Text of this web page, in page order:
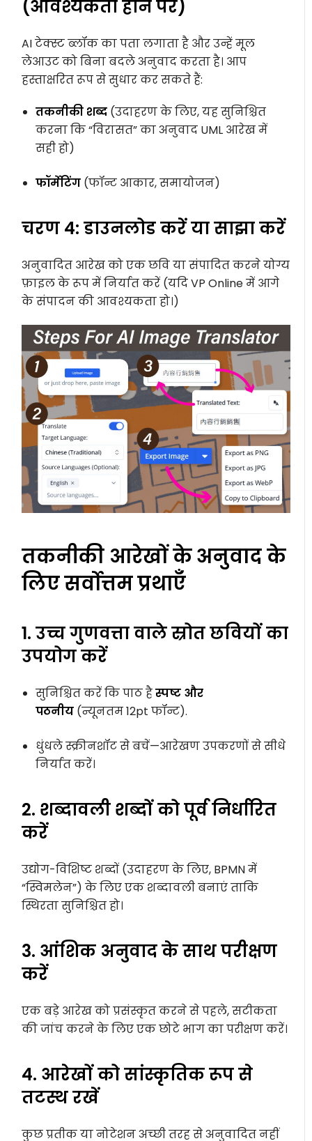
(आवश्यकता होने पर)
AI टेक्स्ट ब्लॉक का पता लगाता है और उन्हें मूल
लेआउट को बिना बदले अनुवाद करता है। आप
हस्ताक्षरित रूप से सुधार कर सकते हैं:
तकनीकी शब्द (उदाहरण के लिए, यह सुनिश्चित
करना कि “विरासत” का अनुवाद UML आरेख में
सही हो)
फॉर्मेटिंग (फॉन्ट आकार, समायोजन)
चरण 4: डाउनलोड करें या साझा करें
अनुवादित आरेख को एक छवि या संपादित करने योग्य
फ़ाइल के रूप में निर्यात करें (यदि VP Online में आगे
के संपादन की आवश्यकता हो।)
तकनीकी आरेखों के अनुवाद के
लिए सर्वोत्तम प्रथाएँ
1. उच्च गुणवत्ता वाले स्रोत छवियों का
उपयोग करें
सुनिश्चित करें कि पाठ हैस्पष्ट और
पठनीय (न्यूनतम 12pt फॉन्ट).
धुंधले स्क्रीनशॉट से बचें—आरेखण उपकरणों से सीधे
निर्यात करें।
2. शब्दावली शब्दों को पूर्व निर्धारित
करें
उद्योग-विशिष्ट शब्दों (उदाहरण के लिए, BPMN में
“स्विमलेन”) के लिए एक शब्दावली बनाएं ताकि
स्थिरता सुनिश्चित हो।
3. आंशिक अनुवाद के साथ परीक्षण
करें
एक बड़े आरेख को प्रसंस्कृत करने से पहले, सटीकता
की जांच करने के लिए एक छोटे भाग का परीक्षण करें।
4. आरेखों को सांस्कृतिक रूप से
तटस्थ रखें
कुछ प्रतीक या नोटेशन अच्छी तरह से अनुवादित नहीं